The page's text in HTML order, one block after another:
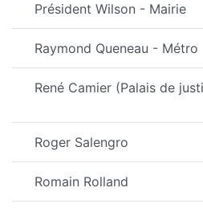
Président Wilson - Mairie
Raymond Queneau - Métro
René Camier (Palais de
Roger Salengro
Romain Rolland